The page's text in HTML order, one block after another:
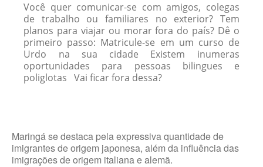
Você quer comunicar-se com amigos, colegas
de trabalho ou familiares no exterior? Tem
planos para viajar ou morar fora do país? Dê o
primeiro passo: Matricule-se em um curso de
Urdo na sua cidade Existem inumeras
oportunidades para pessoas bilingues e
poliglotas Vai ficar fora dessa?
Maringá se destaca pela expressiva quantidade de
imigrantes de origem japonesa, além da influência das
imigrações de origem italiana e alemã.